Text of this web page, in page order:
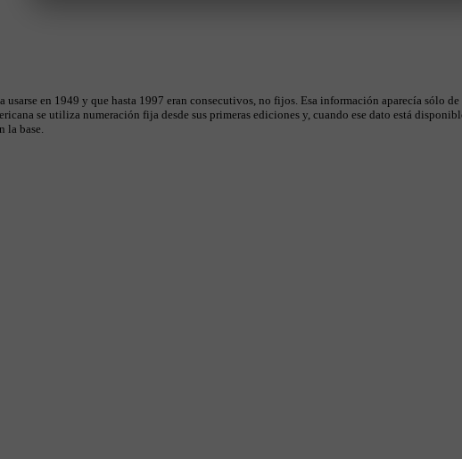
usarse en 1949 y que hasta 1997 eran consecutivos, no fijos. Esa información aparecía sólo
se utiliza numeración fija desde sus primeras ediciones y, cuando ese dato está
la base.